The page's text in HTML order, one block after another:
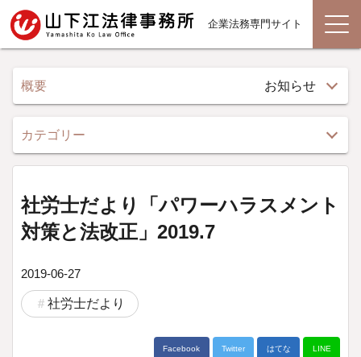
企業法務専門サイト
社労士だより「パワーハラスメント
対策と法改正」2019.7
2019-06-27
社労士だより
Facebook Twitter はてな LINE
概要 お知らせ
カテゴリー